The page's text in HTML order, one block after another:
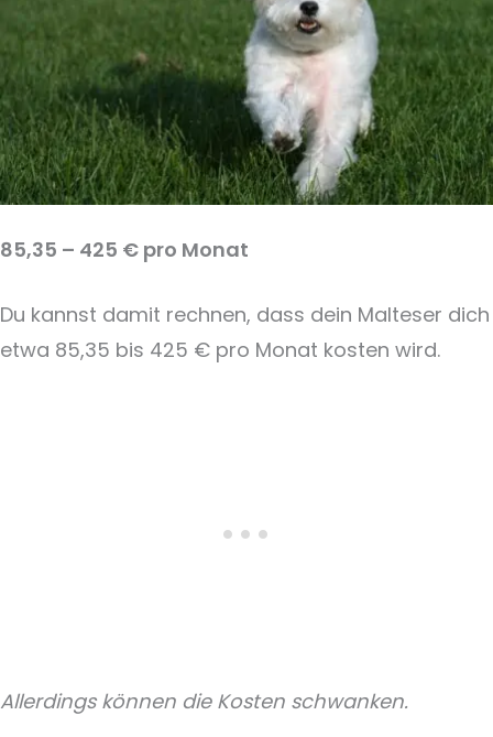
85,35 – 425 € pro Monat
Du kannst damit rechnen, dass dein Malteser dich
etwa 85,35 bis 425 € pro Monat kosten wird.
Allerdings können die Kosten schwanken.